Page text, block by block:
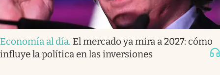
Economía al día. El mercado ya mira a 2027: cómo
influye la política en las inversiones